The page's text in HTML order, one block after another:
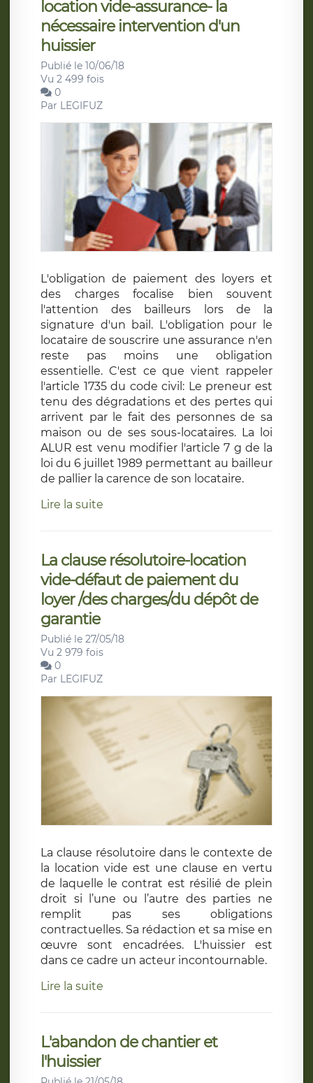
location vide-assurance- la
nécessaire intervention d'un
huissier
Publié le 10/06/18
Vu 2 499 fois
0
Par LEGIFUZ
L'obligation de paiement des loyers et
des charges focalise bien souvent
l'attention des bailleurs lors de la
signature d'un bail. L'obligation pour le
locataire de souscrire une assurance n'en
reste pas moins une obligation
essentielle. C'est ce que vient rappeler
l'article 1735 du code civil: Le preneur est
tenu des dégradations et des pertes qui
arrivent par le fait des personnes de sa
maison ou de ses sous-locataires. La loi
ALUR est venu modifier l'article 7 g de la
loi du 6 juillet 1989 permettant au bailleur
de pallier la carence de son locataire.
Lire la suite
La clause résolutoire-location
vide-défaut de paiement du
loyer /des charges/du dépôt de
garantie
Publié le 27/05/18
Vu 2 979 fois
0
Par LEGIFUZ
La clause résolutoire dans le contexte de
la location vide est une clause en vertu
de laquelle le contrat est résilié de plein
droit si l’une ou l’autre des parties ne
remplit pas ses obligations
contractuelles. Sa rédaction et sa mise en
œuvre sont encadrées. L'huissier est
dans ce cadre un acteur incontournable.
Lire la suite
L'abandon de chantier et
l'huissier